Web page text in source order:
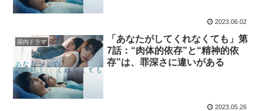
2023.06.02
国内ドラマ
「あなたがしてくれなくても」第
7話：“肉体的依存”と“精神的依
存”は、罪深さに違いがある
2023.05.26